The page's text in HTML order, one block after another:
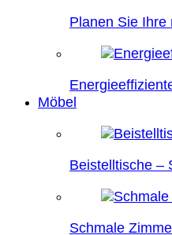
Planen Sie Ihre
Möbel
Beistelltische –
Schmale